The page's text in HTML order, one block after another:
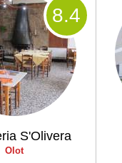
S'Olivera
Olot
8.4